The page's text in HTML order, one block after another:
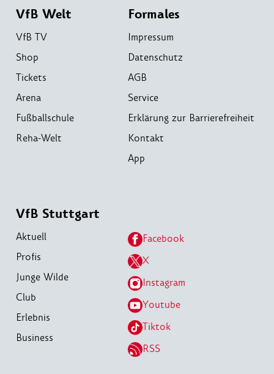
VfB Welt
VfB TV
Shop
Tickets
Arena
Fußballschule
Reha-Welt
Formales
Impressum
Datenschutz
AGB
Service
Erklärung zur Barrierefreiheit
Kontakt
App
VfB Stuttgart
Aktuell
Profis
Junge Wilde
Club
Erlebnis
Business
Facebook
X
Instagram
Youtube
Tiktok
RSS